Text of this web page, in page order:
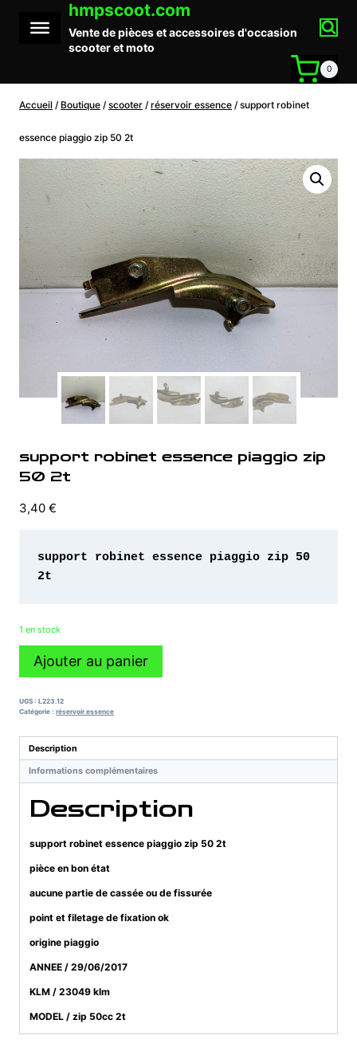
contenu
hmpscoot.com
Vente de pièces et accessoires d'occasion
scooter et moto
0
Accueil / Boutique / scooter / réservoir essence / support robinet
essence piaggio zip 50 2t
support robinet essence piaggio zip
50 2t
3,40 €
support robinet essence piaggio zip 50
2t
1 en stock
quantité
robinet
essence
zip
50
Ajouter au panier
UGS : L223.12
Catégorie : réservoir essence
Description
Informations complémentaires
Description
support robinet essence piaggio zip 50 2t
pièce en bon état
aucune partie de cassée ou de fissurée
point et filetage de fixation ok
origine piaggio
ANNEE / 29/06/2017
KLM / 23049 klm
MODEL / zip 50cc 2t